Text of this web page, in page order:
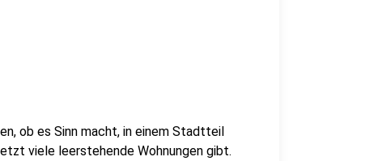
ob es Sinn macht, in einem Stadtteil
viele leerstehende Wohnungen gibt.